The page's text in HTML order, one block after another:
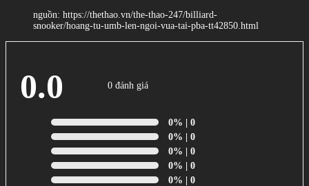
nguồn: https://thethao.vn/the-thao-247/billiard-
snooker/hoang-tu-umb-len-ngoi-vua-tai-pba-tt42850.html
0.0 0 đánh giá
0% | 0
0% | 0
0% | 0
0% | 0
0% | 0